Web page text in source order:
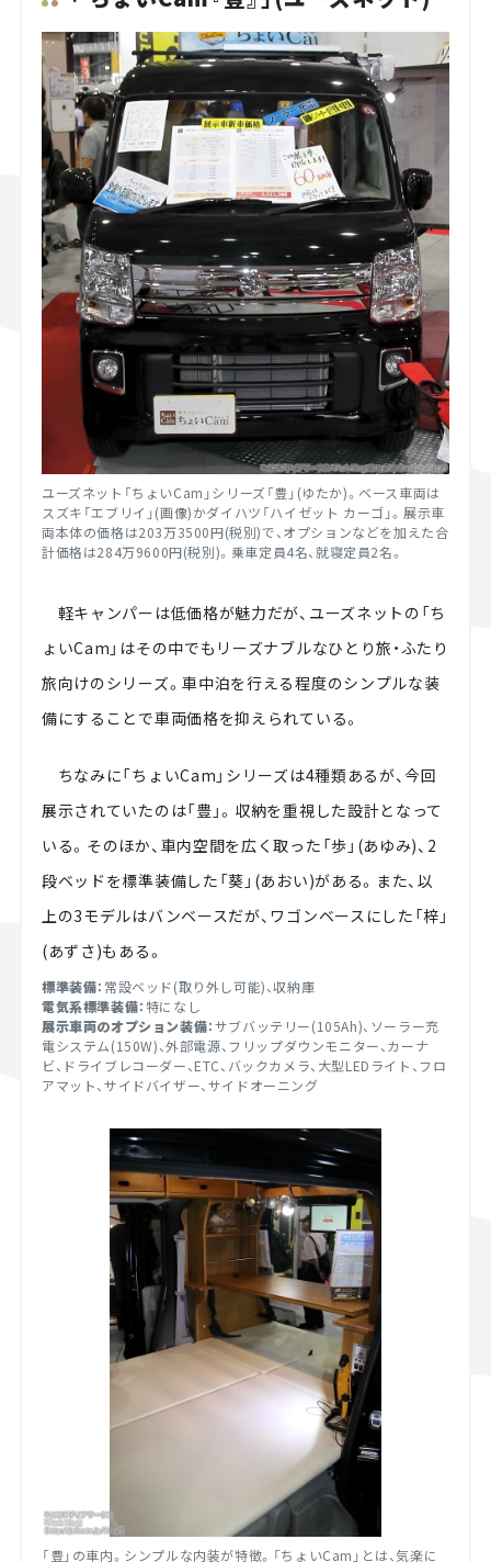
ユーズネット「ちょいCam」シリーズ「豊」(ゆたか)。ベース車両は
スズキ「エブリイ」(画像)かダイハツ「ハイゼット カーゴ」。展示車
両本体の価格は203万3500円(税別)で、オプションなどを加えた合
計価格は284万9600円(税別)。乗車定員4名、就寝定員2名。
軽キャンパーは低価格が魅力だが、ユーズネットの「ち
ょいCam」はその中でもリーズナブルなひとり旅・ふたり
旅向けのシリーズ。車中泊を行える程度のシンプルな装
備にすることで車両価格を抑えられている。
ちなみに「ちょいCam」シリーズは4種類あるが、今回
展示されていたのは「豊」。収納を重視した設計となって
いる。そのほか、車内空間を広く取った「歩」(あゆみ)、2
段ベッドを標準装備した「葵」(あおい)がある。また、以
上の3モデルはバンベースだが、ワゴンベースにした「梓」
(あずさ)もある。
標準装備： 常設ベッド(取り外し可能)、収納庫
電気系標準装備：特になし
展示車両のオプション装備：サブバッテリー(105Ah)、ソーラー充
電システム(150W)、外部電源、フリップダウンモニター、カーナ
ビ、ドライブレコーダー、ETC、バックカメラ、大型LEDライト、フロ
アマット、サイドバイザー、サイドオーニング
「豊」の車内。シンプルな内装が特徴。「ちょいCam」とは、気楽に